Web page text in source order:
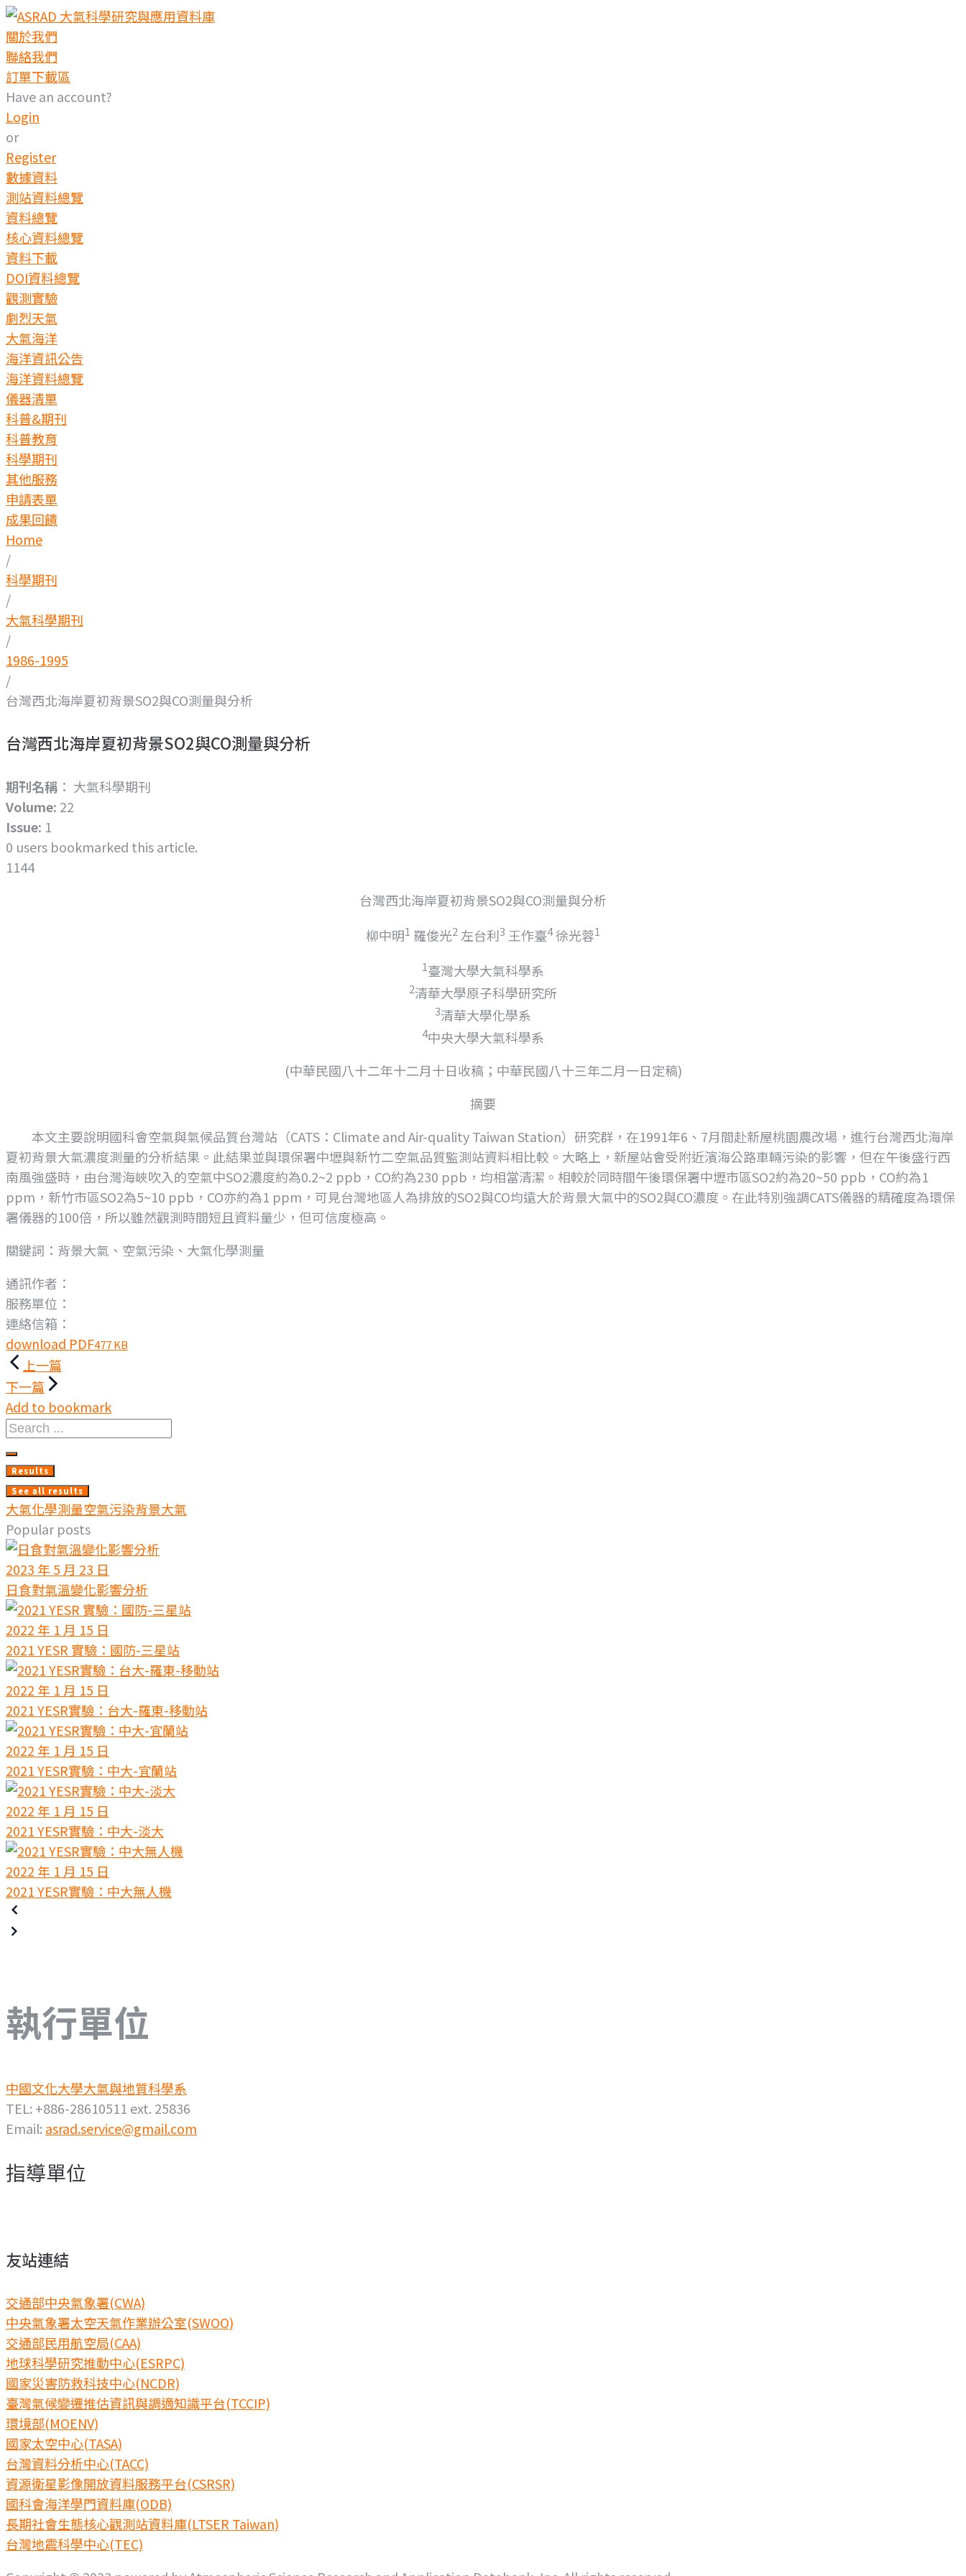
Skip
to
content
關於我們
聯絡我們
訂單下載區
Have an account?
Login
or
Register
數據資料
測站資料總覽
資料總覽
核心資料總覽
資料下載
DOI資料總覽
觀測實驗
劇烈天氣
大氣海洋
海洋資訊公告
海洋資料總覽
儀器清單
科普&期刊
科普教育
科學期刊
其他服務
申請表單
成果回饋
Home
/
科學期刊
/
大氣科學期刊
/
1986-1995
/
台灣西北海岸夏初背景SO2與CO測量與分析
台灣西北海岸夏初背景SO2與CO測量與分析
期刊名稱 ： 大氣科學期刊
Volume: 22
Issue: 1
0 users bookmarked this article.
1144
台灣西北海岸夏初背景SO2與CO測量與分析
柳中明1 羅俊光2 左台利3 王作臺4徐光蓉1
1臺灣大學大氣科學系
2清華大學原子科學研究所
3清華大學化學系
4中央大學大氣科學系
(中華民國八十二年十二月十日收稿；中華民國八十三年二月一日定稿)
摘要
本文主要說明國科會空氣與氣候品質台灣站（CATS：Climate and Air-quality Taiwan Station）研究群，在1991年6、7月間赴新屋桃園農改場，進行台灣西北海岸
夏初背景大氣濃度測量的分析結果。此結果並與環保署中壢與新竹二空氣品質監測站資料相比較。大略上，新屋站會受附近濱海公路車輛污染的影響，但在午後盛行西
南風強盛時，由台灣海峽吹入的空氣中SO2濃度約為0.2~2 ppb，CO約為230 ppb，均相當清潔。相較於同時間午後環保署中壢市區SO2約為20~50 ppb，CO約為1
ppm，新竹市區SO2為5~10 ppb，CO亦約為1 ppm，可見台灣地區人為排放的SO2與CO均遠大於背景大氣中的SO2與CO濃度。在此特別強調CATS儀器的精確度為環保
署儀器的100倍，所以雖然觀測時間短且資料量少，但可信度極高。
關鍵詞：背景大氣、空氣污染、大氣化學測量
通訊作者：
服務單位：
連絡信箱：
download PDF477 KB
文
章
導
覽
上一篇
下一篇
Add to bookmark
Search
Results
See all results
大氣化學測量空氣污染背景大氣
Popular posts
2023 年 5 月 23 日
日食對氣溫變化影響分析
2022 年 1 月 15 日
2021 YESR 實驗：國防-三星站
2022 年 1 月 15 日
2021 YESR實驗：台大-羅東-移動站
2022 年 1 月 15 日
2021 YESR實驗：中大-宜蘭站
2022 年 1 月 15 日
2021 YESR實驗：中大-淡大
2022 年 1 月 15 日
2021 YESR實驗：中大無人機
執行單位
中國文化大學大氣與地質科學系
TEL: +886-28610511 ext. 25836
Email: asrad.service@gmail.com
指導單位
友站連結
交通部中央氣象署(CWA)
中央氣象署太空天氣作業辦公室(SWOO)
交通部民用航空局(CAA)
地球科學研究推動中心(ESRPC)
國家災害防救科技中心(NCDR)
臺灣氣候變遷推估資訊與調適知識平台(TCCIP)
環境部(MOENV)
國家太空中心(TASA)
台灣資料分析中心(TACC)
資源衛星影像開放資料服務平台(CSRSR)
國科會海洋學門資料庫(ODB)
長期社會生態核心觀測站資料庫(LTSER Taiwan)
台灣地震科學中心(TEC)